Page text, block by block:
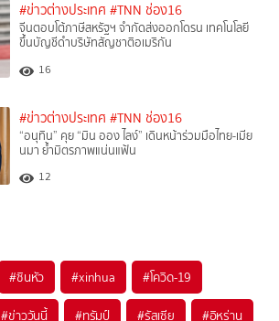
#ข่าวต่างประเทศ #TNN ช่อง16
จีนตอบโต้ภาษีสหรัฐฯ จำกัดส่งออกโดรน เทคโนโลยี
ขึ้นบัญชีดำบริษัทสัญชาติอเมริกัน
16
#ข่าวต่างประเทศ #TNN ช่อง16
“อนุทิน” คุย “มิน ออง ไลง์” เดินหน้าร่วมมือไทย-เมีย
นมา ย้ำมิตรภาพแน่นแฟ้น
12
#ซินหัว #xinhua #โควิด-19
#ข่าววันนี้ #ทรัมป์ #รัสเซีย #อิหร่าน